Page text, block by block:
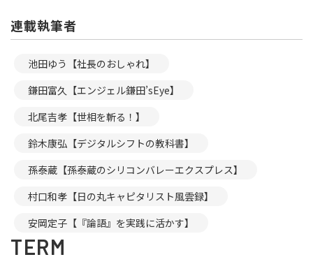
連載執筆者
池田ゆう【社長のおしゃれ】
鎌田富久【エンジェル鎌田’sEye】
北尾吉孝【世相を斬る！】
鈴木康弘【デジタルシフトの教科書】
孫泰蔵【孫泰蔵のシリコンバレーエクスプレス】
村口和孝【日の丸キャピタリスト風雲録】
安岡定子【『論語』を実践に活かす】
TERM